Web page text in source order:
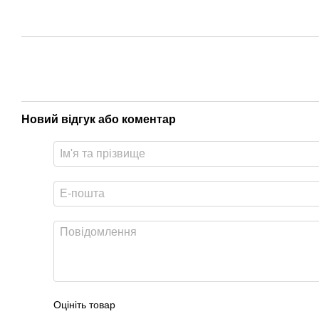
Новий відгук або коментар
Оцініть товар